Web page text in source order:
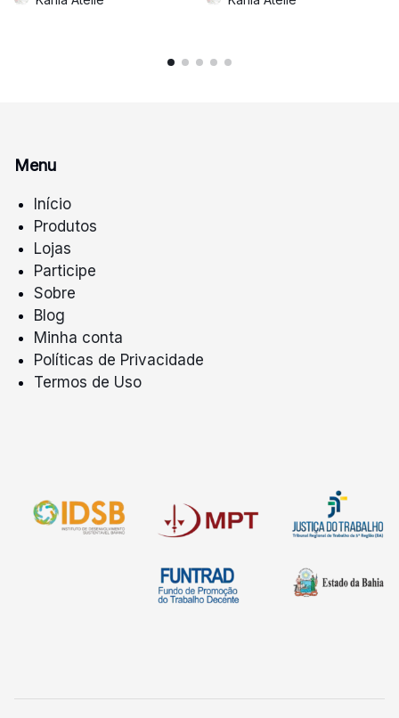
Menu
Início
Produtos
Lojas
Participe
Sobre
Blog
Minha conta
Políticas de Privacidade
Termos de Uso